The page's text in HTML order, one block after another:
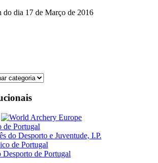
do dia 17 de Março de 2016